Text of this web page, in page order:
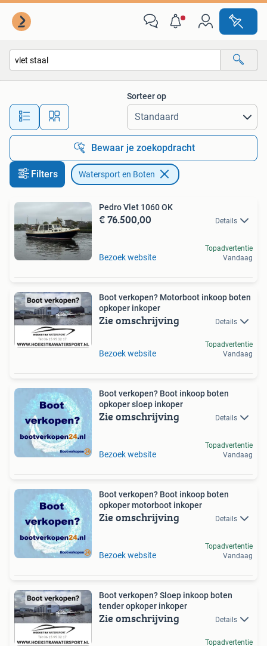
Alle afstanden…
Sorteer op
Bewaar je zoekopdracht
Filters Watersport en Boten
Pedro Vlet 1060 OK
€ 76.500,00 Details
Bezoek website
Topadvertentie
Vandaag
Boot verkopen? Motorboot inkoop boten
opkoper inkoper
Zie omschrijving Details
Bezoek website
Topadvertentie
Vandaag
Boot verkopen? Boot inkoop boten
opkoper sloep inkoper
Zie omschrijving Details
Bezoek website
Topadvertentie
Vandaag
Boot verkopen? Boot inkoop boten
opkoper motorboot inkoper
Zie omschrijving Details
Bezoek website
Topadvertentie
Vandaag
Boot verkopen? Sloep inkoop boten
tender opkoper inkoper
Zie omschrijving Details
Topadvertentie